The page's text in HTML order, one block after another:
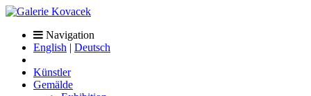
Navigation
English | Deutsch
Künstler
Gemälde